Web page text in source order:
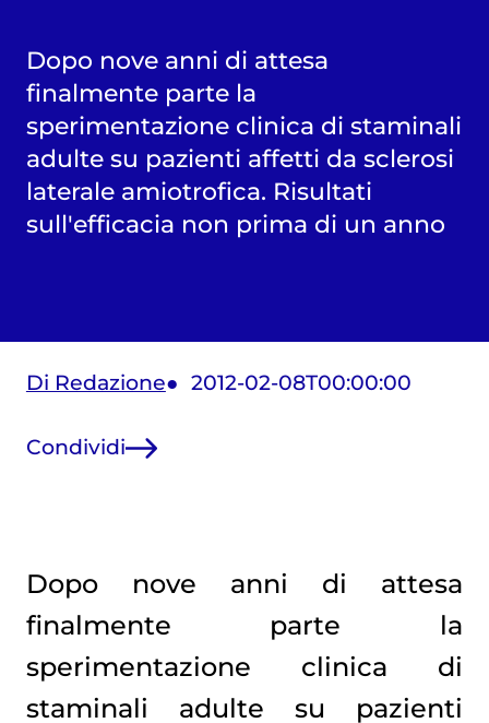
Dopo nove anni di attesa
finalmente parte la
sperimentazione clinica di staminali
adulte su pazienti affetti da sclerosi
laterale amiotrofica. Risultati
sull'efficacia non prima di un anno
Di Redazione 2012-02-08T00:00:00
Condividi
Dopo nove anni di attesa
finalmente parte la
sperimentazione clinica di
staminali adulte su pazienti